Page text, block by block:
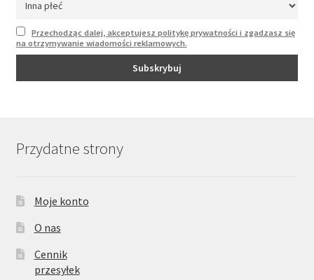
Przechodząc dalej, akceptujesz politykę prywatności i zgadzasz się
na otrzymywanie wiadomości reklamowych.
Przydatne strony
Moje konto
O nas
Cennik
przesyłek